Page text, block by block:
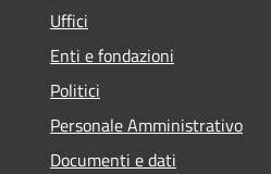
Uffici
Enti e fondazioni
Politici
Personale Amministrativo
Documenti e dati